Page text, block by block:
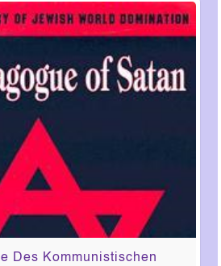
Des Kommunistischen